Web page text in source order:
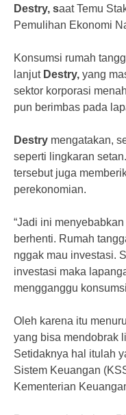
Destry, saat Temu
Pemulihan Ekonomi
Konsumsi rumah
lanjut Destry, yang
sektor korporasi
pun berimbas pada
Destry mengatakan,
seperti lingkaran
tersebut juga
perekonomian.
“Jadi ini
berhenti. Rumah
nggak mau investasi.
investasi maka
mengganggu
Oleh karena itu
yang bisa mendobrak
Setidaknya hal itulah
Sistem Keuangan
Kementerian